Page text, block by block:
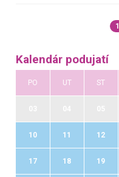
1
Kalendár podujatí
PO UT ST
10 11 12
17 18 19